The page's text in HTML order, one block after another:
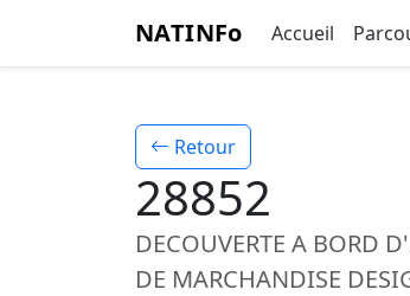
NATINFo Accueil
Retour
28852
DECOUVERTE A BORD
DE MARCHANDISE